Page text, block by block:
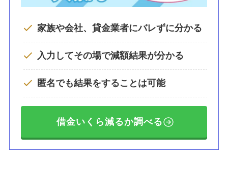
家族や会社、貸金業者にバレずに分かる
入力してその場で減額結果が分かる
匿名でも結果をすることは可能
借金いくら減るか調べる